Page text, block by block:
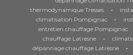
thermodynamique Tresses
-
climatisation Pompignac
-
entretien chauffage Pompignac
chauffage Latresne -
dépannage chauffage Latresne -